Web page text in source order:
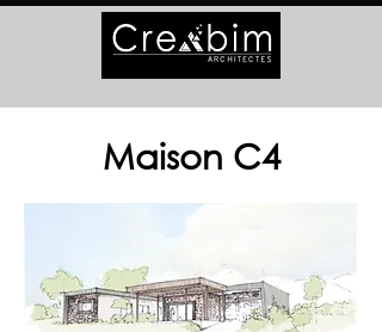
Maison C4